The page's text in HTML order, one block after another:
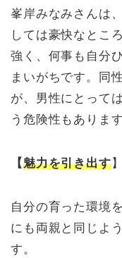
峯岸みなみさんは
しては豪快なとこ
強く、何事も自分
まいがちです。同
が、男性にとって
う危険性もあります
【魅力を引き出す】
自分の育った環境
にも両親と同じよ
す。